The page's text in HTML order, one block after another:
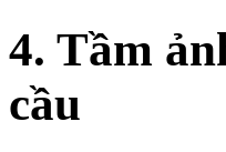
4. Tầm
cầu